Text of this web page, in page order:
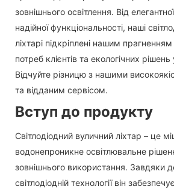
зовнішнього освітлення. Від
надійної функціональності, наші
ліхтарі підкріплені нашим
потреб клієнтів та екологічних
Відчуйте різницю з нашими
та відданим сервісом.
Вступ до продукту
Світлодіодний вуличний ліхтар – це
водонепроникне освітлювальне
зовнішнього використання. Завдяки
світлодіодній технології він